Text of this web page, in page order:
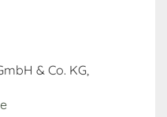
& Co. KG,